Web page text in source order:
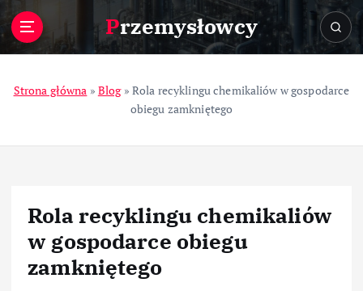
Przemysłowcy
Strona główna » Blog» Rola recyklingu chemikaliów w gospodarce
obiegu zamkniętego
Rola recyklingu chemikaliów
w gospodarce obiegu
zamkniętego